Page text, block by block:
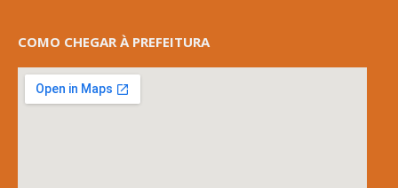
COMO CHEGAR À PREFEITURA